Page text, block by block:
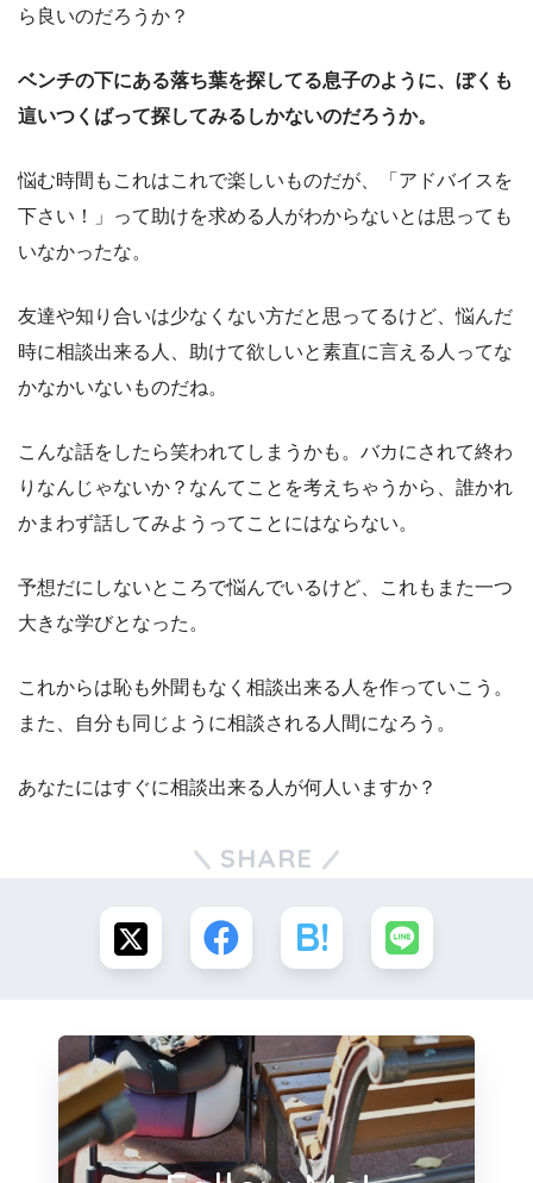
ら良いのだろうか？
ベンチの下にある落ち葉を探してる息子のように、ぼくも
這いつくばって探してみるしかないのだろうか。
悩む時間もこれはこれで楽しいものだが、「アドバイスを
下さい！」って助けを求める人がわからないとは思っても
いなかったな。
友達や知り合いは少なくない方だと思ってるけど、悩んだ
時に相談出来る人、助けて欲しいと素直に言える人ってな
かなかいないものだね。
こんな話をしたら笑われてしまうかも。バカにされて終わ
りなんじゃないか？なんてことを考えちゃうから、誰かれ
かまわず話してみようってことにはならない。
予想だにしないところで悩んでいるけど、これもまた一つ
大きな学びとなった。
これからは恥も外聞もなく相談出来る人を作っていこう。
また、自分も同じように相談される人間になろう。
あなたにはすぐに相談出来る人が何人いますか？
SHARE